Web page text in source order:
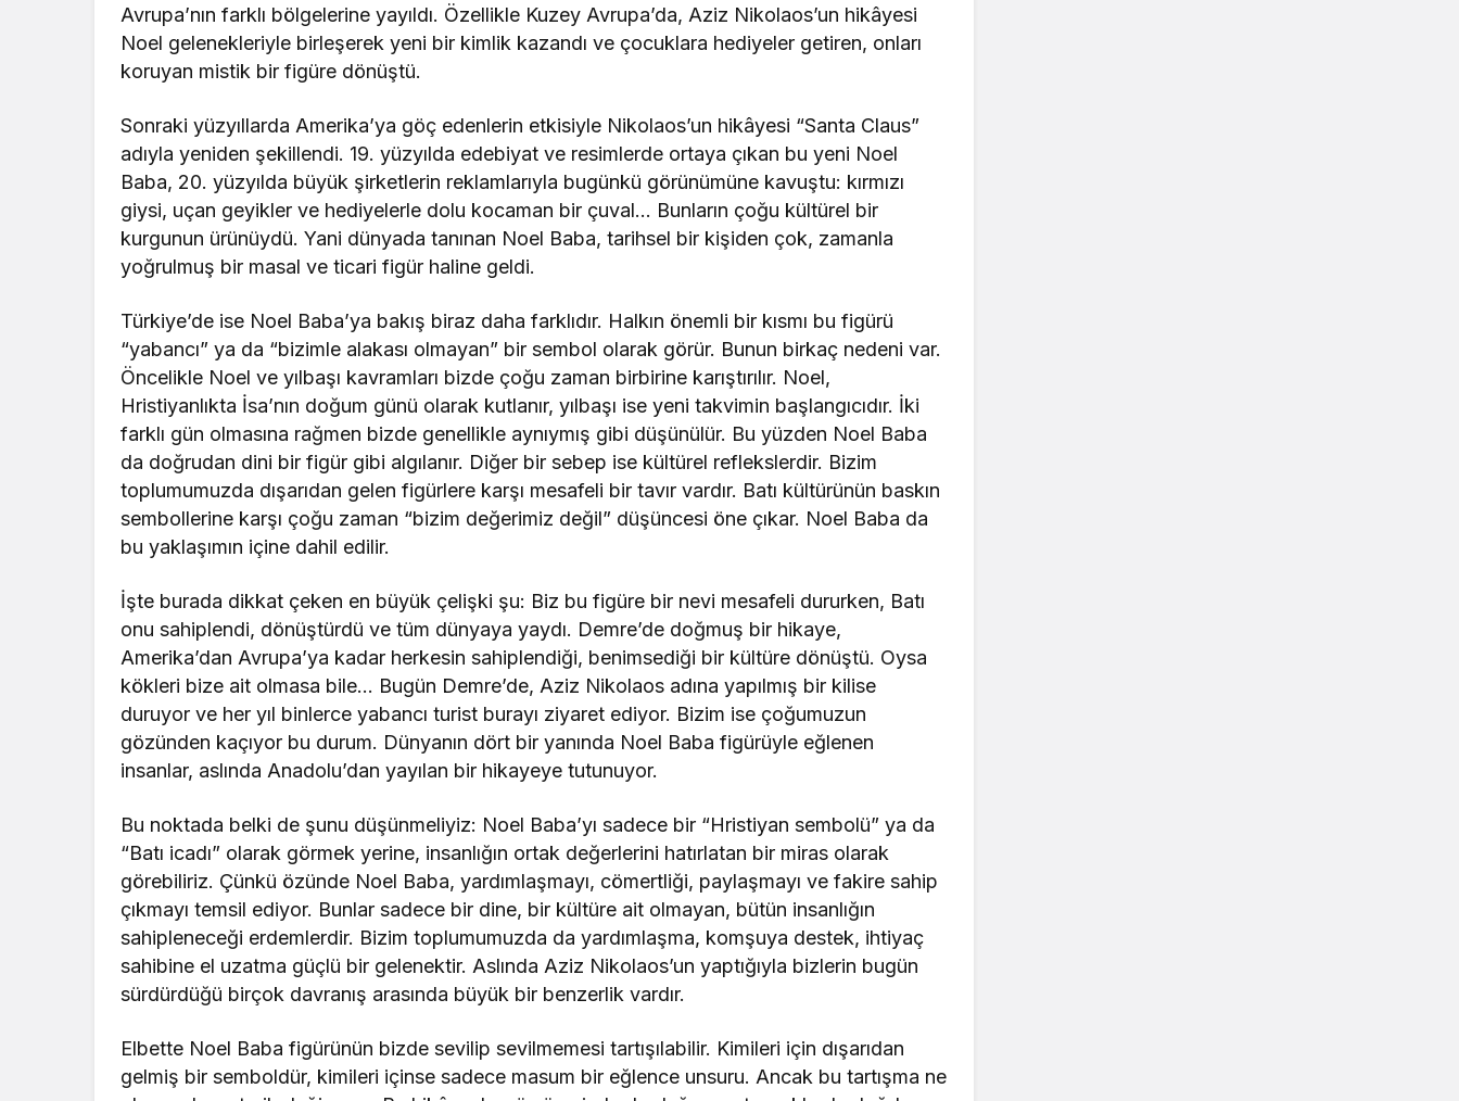
Avrupa’nın farklı bölgelerine yayıldı. Özellikle Kuzey Avrupa’da, Aziz Nikolaos’un hikâyesi
Noel gelenekleriyle birleşerek yeni bir kimlik kazandı ve çocuklara hediyeler getiren, onları
koruyan mistik bir figüre dönüştü.
Sonraki yüzyıllarda Amerika’ya göç edenlerin etkisiyle Nikolaos’un hikâyesi “Santa Claus”
adıyla yeniden şekillendi. 19. yüzyılda edebiyat ve resimlerde ortaya çıkan bu yeni Noel
Baba, 20. yüzyılda büyük şirketlerin reklamlarıyla bugünkü görünümüne kavuştu: kırmızı
giysi, uçan geyikler ve hediyelerle dolu kocaman bir çuval… Bunların çoğu kültürel bir
kurgunun ürünüydü. Yani dünyada tanınan Noel Baba, tarihsel bir kişiden çok, zamanla
yoğrulmuş bir masal ve ticari figür haline geldi.
Türkiye’de ise Noel Baba’ya bakış biraz daha farklıdır. Halkın önemli bir kısmı bu figürü
“yabancı” ya da “bizimle alakası olmayan” bir sembol olarak görür. Bunun birkaç nedeni var.
Öncelikle Noel ve yılbaşı kavramları bizde çoğu zaman birbirine karıştırılır. Noel,
Hristiyanlıkta İsa’nın doğum günü olarak kutlanır, yılbaşı ise yeni takvimin başlangıcıdır. İki
farklı gün olmasına rağmen bizde genellikle aynıymış gibi düşünülür. Bu yüzden Noel Baba
da doğrudan dini bir figür gibi algılanır. Diğer bir sebep ise kültürel reflekslerdir. Bizim
toplumumuzda dışarıdan gelen figürlere karşı mesafeli bir tavır vardır. Batı kültürünün baskın
sembollerine karşı çoğu zaman “bizim değerimiz değil” düşüncesi öne çıkar. Noel Baba da
bu yaklaşımın içine dahil edilir.
İşte burada dikkat çeken en büyük çelişki şu: Biz bu figüre bir nevi mesafeli dururken, Batı
onu sahiplendi, dönüştürdü ve tüm dünyaya yaydı. Demre’de doğmuş bir hikaye,
Amerika’dan Avrupa’ya kadar herkesin sahiplendiği, benimsediği bir kültüre dönüştü. Oysa
kökleri bize ait olmasa bile… Bugün Demre’de, Aziz Nikolaos adına yapılmış bir kilise
duruyor ve her yıl binlerce yabancı turist burayı ziyaret ediyor. Bizim ise çoğumuzun
gözünden kaçıyor bu durum. Dünyanın dört bir yanında Noel Baba figürüyle eğlenen
insanlar, aslında Anadolu’dan yayılan bir hikayeye tutunuyor.
Bu noktada belki de şunu düşünmeliyiz: Noel Baba’yı sadece bir “Hristiyan sembolü” ya da
“Batı icadı” olarak görmek yerine, insanlığın ortak değerlerini hatırlatan bir miras olarak
görebiliriz. Çünkü özünde Noel Baba, yardımlaşmayı, cömertliği, paylaşmayı ve fakire sahip
çıkmayı temsil ediyor. Bunlar sadece bir dine, bir kültüre ait olmayan, bütün insanlığın
sahipleneceği erdemlerdir. Bizim toplumumuzda da yardımlaşma, komşuya destek, ihtiyaç
sahibine el uzatma güçlü bir gelenektir. Aslında Aziz Nikolaos’un yaptığıyla bizlerin bugün
sürdürdüğü birçok davranış arasında büyük bir benzerlik vardır.
Elbette Noel Baba figürünün bizde sevilip sevilmemesi tartışılabilir. Kimileri için dışarıdan
gelmiş bir semboldür, kimileri içinse sadece masum bir eğlence unsuru. Ancak bu tartışma ne